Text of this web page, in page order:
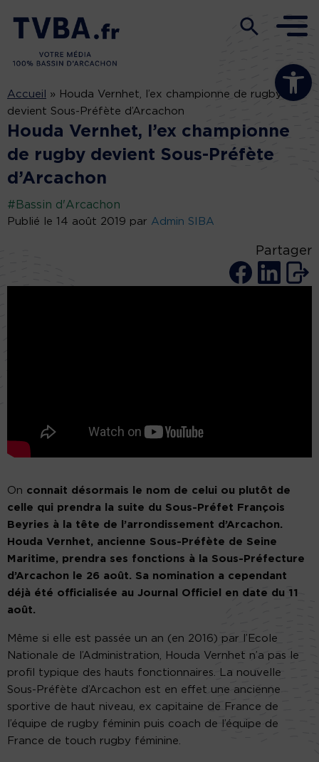
Ouvrir la
Accueil » Houda Vernhet, l’ex championne de rugby
devient Sous-Préfète d’Arcachon
Houda Vernhet, l’ex championne
de rugby devient Sous-Préfète
d’Arcachon
#Bassin d'Arcachon
Publié le 14 août 2019 par Admin SIBA
Partager
On connait désormais le nom de celui ou plutôt de
celle qui prendra la suite du Sous-Préfet François
Beyries à la tête de l’arrondissement d’Arcachon.
Houda Vernhet, ancienne Sous-Préfète de Seine
Maritime, prendra ses fonctions à la Sous-Préfecture
d’Arcachon le 26 août. Sa nomination a cependant
déjà été officialisée au Journal Officiel en date du 11
août.
Même si elle est passée un an (en 2016) par l’Ecole
Nationale de l’Administration, Houda Vernhet n’a pas le
profil typique des hauts fonctionnaires. La nouvelle
Sous-Préfète d’Arcachon est en effet une ancienne
sportive de haut niveau, ex capitaine de France de
l’équipe de rugby féminin puis coach de l’équipe de
France de touch rugby féminine.